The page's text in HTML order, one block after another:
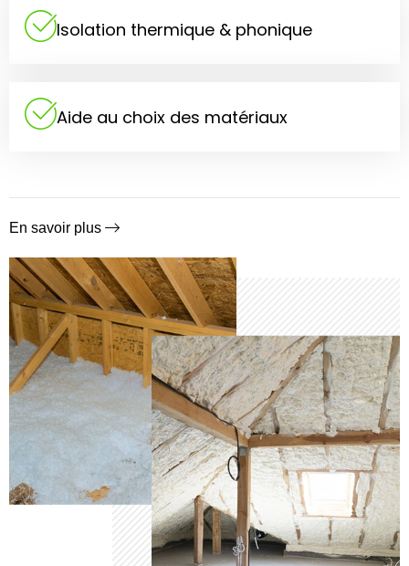
Isolation thermique & phonique
Aide au choix des matériaux
En savoir plus